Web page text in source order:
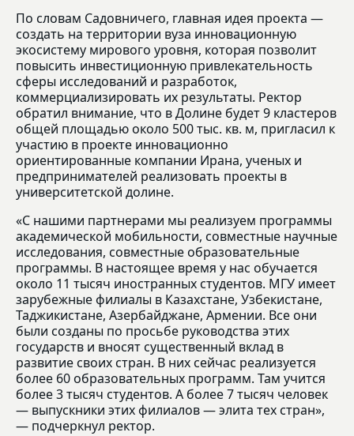
По словам Садовничего, главная идея проекта —
создать на территории вуза инновационную
экосистему мирового уровня, которая позволит
повысить инвестиционную привлекательность
сферы исследований и разработок,
коммерциализировать их результаты. Ректор
обратил внимание, что в Долине будет 9 кластеров
общей площадью около 500 тыс. кв. м, пригласил к
участию в проекте инновационно
ориентированные компании Ирана, ученых и
предпринимателей реализовать проекты в
университетской долине.
«С нашими партнерами мы реализуем программы
академической мобильности, совместные научные
исследования, совместные образовательные
программы. В настоящее время у нас обучается
около 11 тысяч иностранных студентов. МГУ имеет
зарубежные филиалы в Казахстане, Узбекистане,
Таджикистане, Азербайджане, Армении. Все они
были созданы по просьбе руководства этих
государств и вносят существенный вклад в
развитие своих стран. В них сейчас реализуется
более 60 образовательных программ. Там учится
более 3 тысяч студентов. А более 7 тысяч человек
— выпускники этих филиалов — элита тех стран»,
— подчеркнул ректор.